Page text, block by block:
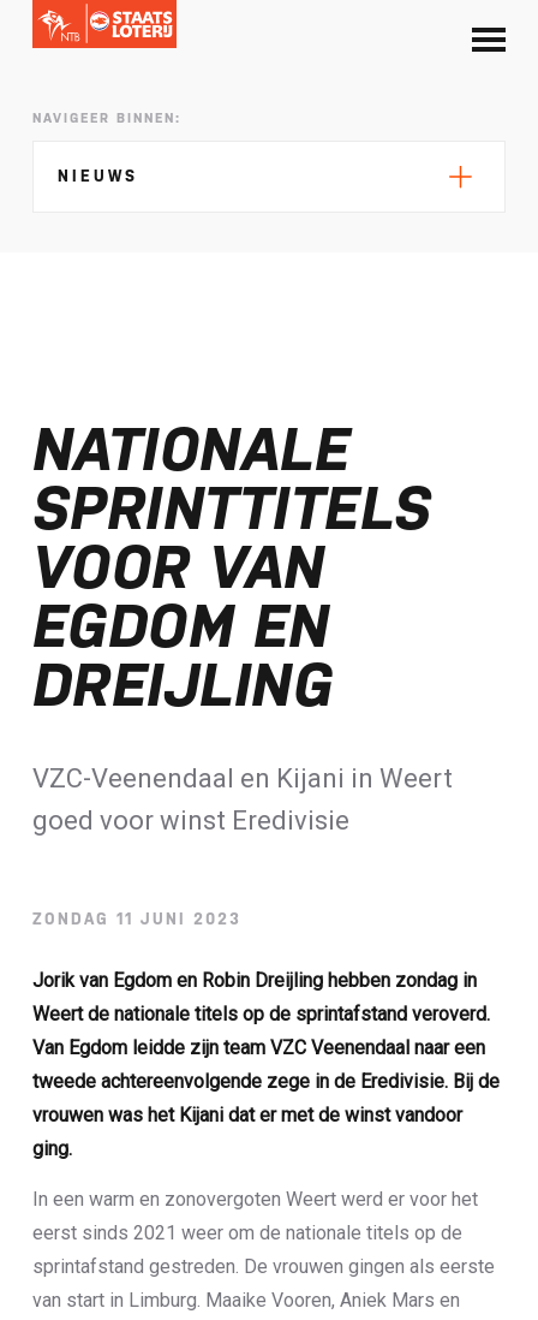
NAVIGEER BINNEN:
NIEUWS
Selectie EK lange afstand Almere bekend
Kalenders T50 en T100 World Championship
Tour 2027 bekend
NTB ontvangt bijdrage van Nederlandse
Loterij​
ALLE NIEUWSBERICHTEN
NATIONALE
SPRINTTITELS
VOOR VAN
EGDOM EN
DREIJLING
VZC-Veenendaal en Kijani in Weert
goed voor winst Eredivisie
ZONDAG 11 JUNI 2023
Jorik van Egdom en Robin Dreijling hebben zondag in
Weert de nationale titels op de sprintafstand veroverd.
Van Egdom leidde zijn team VZC Veenendaal naar een
tweede achtereenvolgende zege in de Eredivisie. Bij de
vrouwen was het Kijani dat er met de winst vandoor
ging.
In een warm en zonovergoten Weert werd er voor het
eerst sinds 2021 weer om de nationale titels op de
sprintafstand gestreden. De vrouwen gingen als eerste
van start in Limburg. Maaike Vooren, Aniek Mars en